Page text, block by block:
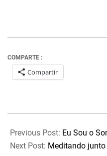
COMPARTE :
Compartir
05-
21
Previous Post: Eu Sou o
Next Post: Meditando